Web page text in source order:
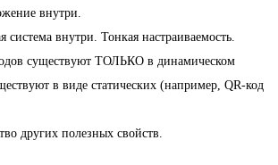
внутри.
внутри. Тонкая настраиваемость.
существуют ТОЛЬКО в динамическом
в виде статических (например, QR-код
других полезных свойств.